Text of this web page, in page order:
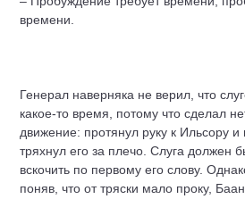
времени.
Генерал наверняка не верил, что
какое-то время, потому что сделал
движение: протянул руку к Ильсору и
тряхнул его за плечо. Слуга должен
вскочить по первому его слову.
поняв, что от тряски мало проку,